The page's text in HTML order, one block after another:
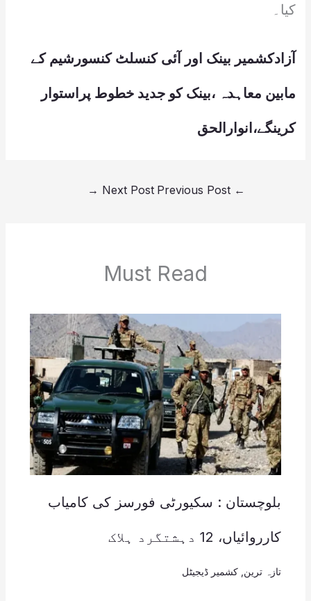
کیا۔
آزادکشمیر بینک اور آئی کنسلٹ کنسورشیم کے
مابین معاہدہ ،بینک کو جدید خطوط پراستوار
کرینگے،انوارالحق
←
Next Post
→
Must Read
بلوچستان : سکیورٹی فورسز کی کامیاب
کارروائیاں، 12 دہشتگرد ہلاک
تازہ ترین کشمیر ڈیجیٹل